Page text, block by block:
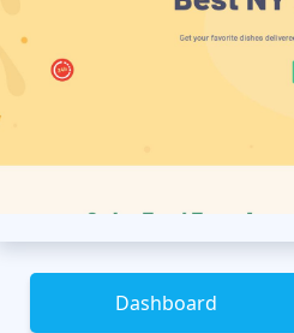
Dashboard